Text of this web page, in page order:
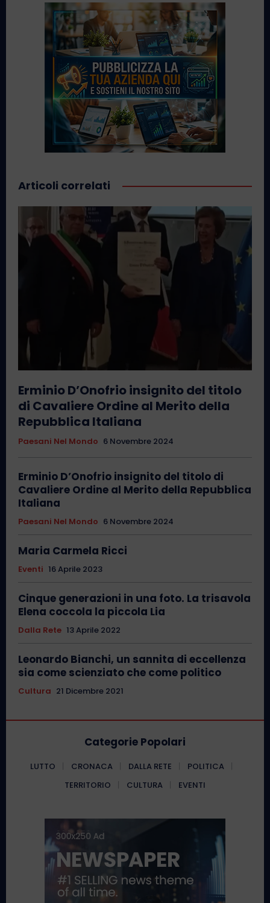
Articoli correlati
Erminio D’Onofrio insignito del titolo
di Cavaliere Ordine al Merito della
Repubblica Italiana
Paesani Nel Mondo 6 Novembre 2024
Erminio D’Onofrio insignito del titolo di
Cavaliere Ordine al Merito della Repubblica
Italiana
Paesani Nel Mondo 6 Novembre 2024
Maria Carmela Ricci
Eventi 16 Aprile 2023
Cinque generazioni in una foto. La trisavola
Elena coccola la piccola Lia
Dalla Rete 13 Aprile 2022
Leonardo Bianchi, un sannita di eccellenza
sia come scienziato che come politico
Cultura 21 Dicembre 2021
Categorie Popolari
LUTTO CRONACA DALLA RETE
POLITICA
TERRITORIO
CULTURA EVENTI